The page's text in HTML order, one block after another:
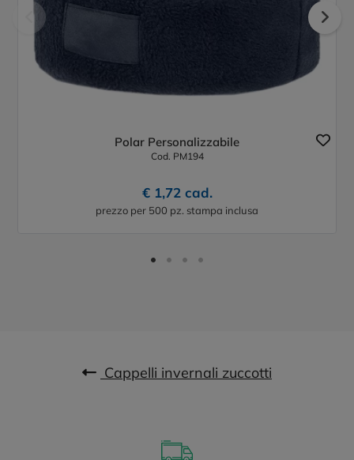
Polar Personalizzabile
Cod. PM194
€ 1,72 cad.
prezzo per 500 pz. stampa inclusa
Cappelli invernali zuccotti